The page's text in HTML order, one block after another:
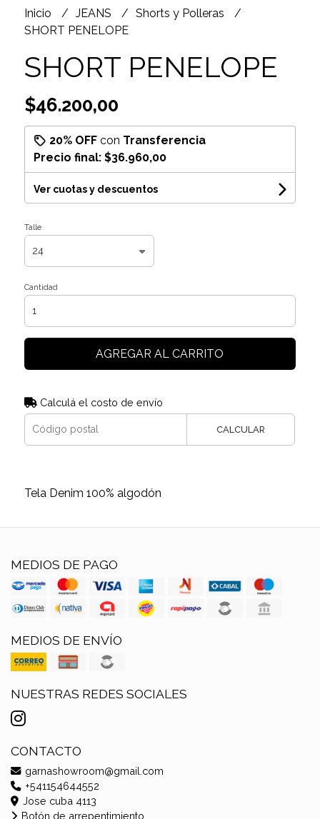
Inicio JEANS
Shorts y Polleras
SHORT PENELOPE
SHORT PENELOPE
$46.200,00
20% OFFcon Transferencia
Precio final: $36.960,00
Ver cuotas y descuentos
Talle
Cantidad
AGREGAR AL CARRITO
Calculá el costo de envío
CALCULAR
Tela Denim 100% algodón
MEDIOS DE PAGO
MEDIOS DE ENVÍO
NUESTRAS REDES SOCIALES
CONTACTO
garnashowroom@gmail.com
+541154644552
Jose cuba 4113
Botón de arrepentimiento